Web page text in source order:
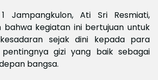
Jampangkulon, Ati Sri Resmiati,
bahwa kegiatan ini bertujuan untuk
sejak dini kepada para
gizi yang baik sebagai
bangsa.